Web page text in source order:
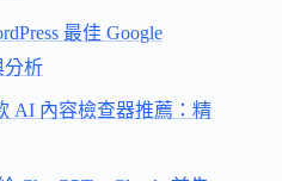
最佳 Google
分析
AI 內容檢查器推薦：精